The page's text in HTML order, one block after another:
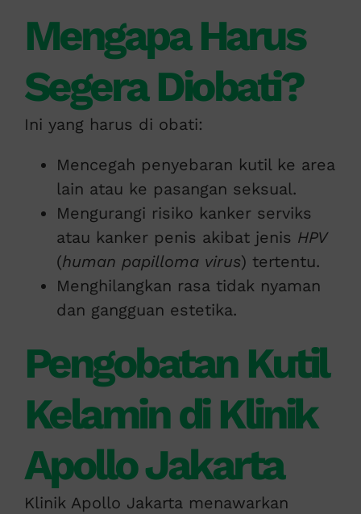
Mengapa Harus
Segera Diobati?
Ini yang harus di obati:
Mencegah penyebaran kutil ke area
lain atau ke pasangan seksual.
Mengurangi risiko kanker serviks
atau kanker penis akibat jenis HPV
(human papilloma virus) tertentu.
Menghilangkan rasa tidak nyaman
dan gangguan estetika.
Pengobatan Kutil
Kelamin di Klinik
Apollo Jakarta
Klinik Apollo Jakarta menawarkan